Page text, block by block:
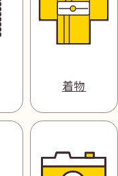
着物